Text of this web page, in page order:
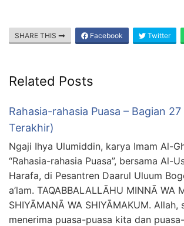
SHARE THIS Facebook Twitter
Related Posts
Rahasia-rahasia Puasa – Bagian
Terakhir)
Ngaji Ihya Ulumiddin, karya Imam Al-
“Rahasia-rahasia Puasa”, bersama Al-
Harafa, di Pesantren Daarul Uluum
a’lam. TAQABBALALLĀHU MINNĀ WA
SHIYĀMANĀ WA SHIYĀMAKUM. Allah,
menerima puasa-puasa kita dan